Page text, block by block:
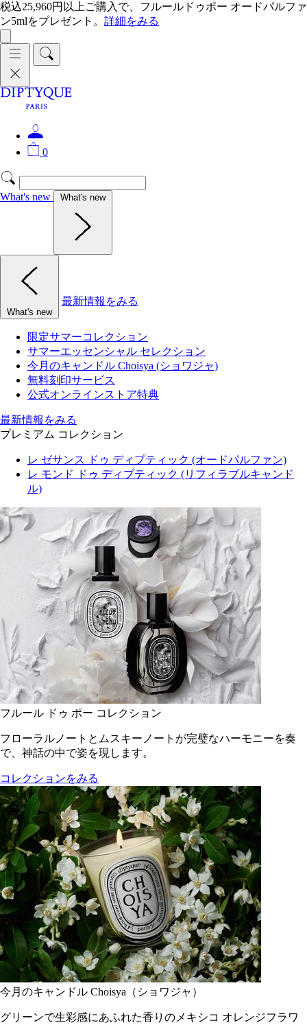
税込25,960円以上ご購入で、フルールドゥポー オードパルファ
ン5mlをプレゼント。 詳細をみる
0
What's new What's new
What's new
最新情報をみる
限定サマーコレクション
サマーエッセンシャル セレクション
今月のキャンドル Choisya (ショワジャ)
無料刻印サービス
公式オンラインストア特典
最新情報をみる
プレミアム コレクション
レ ゼサンス ドゥ ディプティック (オードパルファン)
レ モンド ドゥ ディプティック (リフィラブルキャンド
ル)
フルール ドゥ ポー コレクション
フローラルノートとムスキーノートが完璧なハーモニーを奏
で、神話の中で姿を現します。
コレクションをみる
今月のキャンドル Choisya（ショワジャ）
グリーンで生彩感にあふれた香りのメキシコ オレンジフラワ